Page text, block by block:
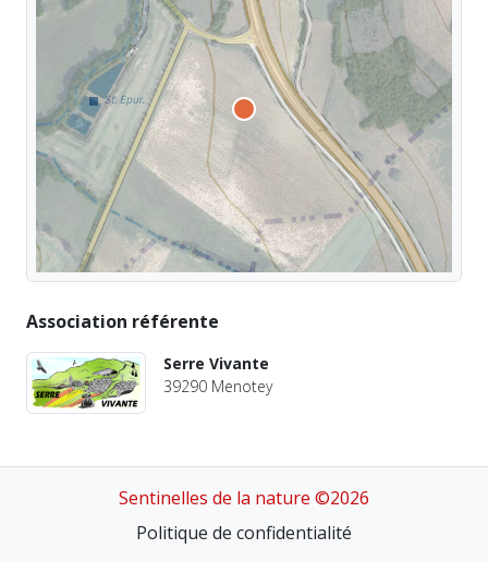
Association référente
Serre Vivante
39290 Menotey
Sentinelles de la nature ©2026
Politique de confidentialité